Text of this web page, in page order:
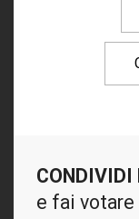
e fai